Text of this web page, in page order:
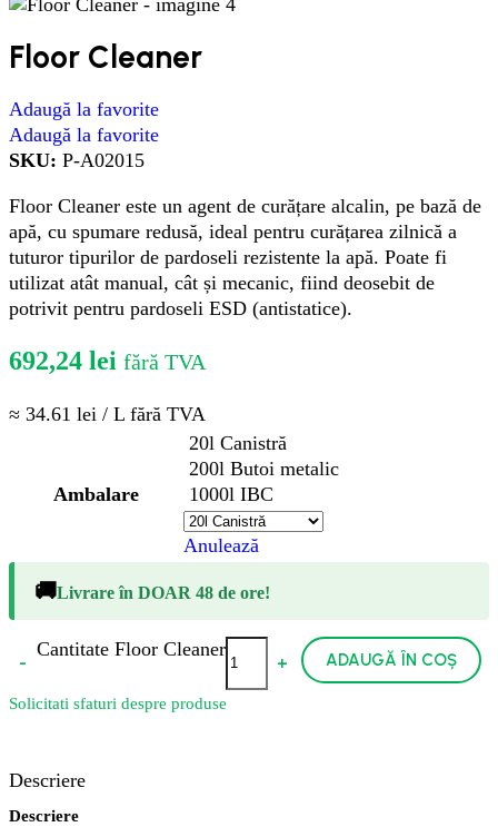
Floor Cleaner
Adaugă la favorite
Adaugă la favorite
SKU: P-A02015
Floor Cleaner este un agent de curățare alcalin, pe bază de
apă, cu spumare redusă, ideal pentru curățarea zilnică a
tuturor tipurilor de pardoseli rezistente la apă. Poate fi
utilizat atât manual, cât și mecanic, fiind deosebit de
potrivit pentru pardoseli ESD (antistatice).
692,24 lei fără TVA
≈ 34.61 lei / L fără TVA
Ambalare
20l Canistră
200l Butoi metalic
1000l IBC
Anulează
🚚Livrare în DOAR 48 de ore!
-
Cantitate Floor Cleaner
+ ADAUGĂ ÎN COȘ
Solicitati sfaturi despre produse
Descriere
Descriere